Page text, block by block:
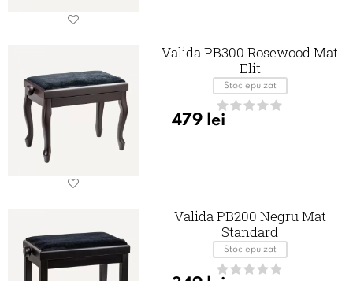
Valida PB300 Rosewood Mat
Elit
Stoc epuizat
479 lei
Valida PB200 Negru Mat
Standard
Stoc epuizat